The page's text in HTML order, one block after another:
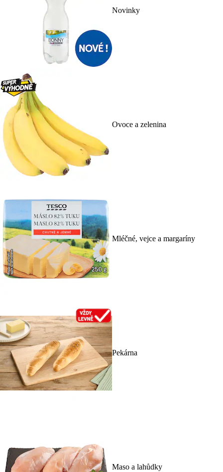
Novinky
Ovoce a zelenina
Mléčné, vejce a margaríny
Pekárna
Maso a lahůdky